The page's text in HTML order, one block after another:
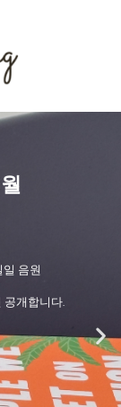
음원
개합니다.